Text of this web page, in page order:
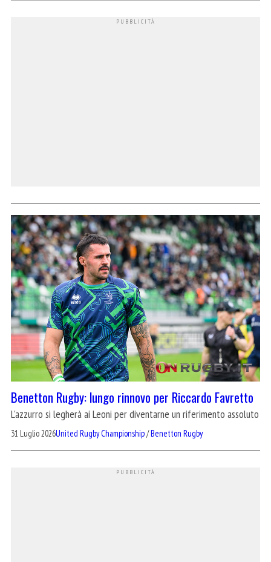
Benetton Rugby: lungo rinnovo per Riccardo Favretto
L'azzurro si legherà ai Leoni per diventarne un riferimento assoluto
31 Luglio 2026United Rugby Championship/Benetton Rugby